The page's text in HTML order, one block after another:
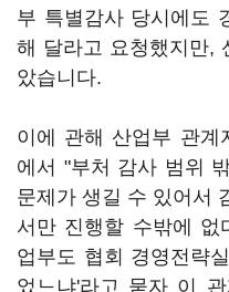
부 특별감사 당시에도
해 달라고 요청했지만,
았습니다.
이에 관해 산업부 관계
에서 "부처 감사 범위
문제가 생길 수 있어서
서만 진행할 수밖에 없
업부도 협회 경영전략
었느냐'라고 묻자 이